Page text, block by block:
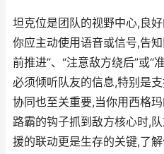
坦克位是团队的视野中心,良
你应主动使用语音或信号,告
前推进”、“注意敌方绕后”或“
必须倾听队友的信息,特别是
协同也至关重要,当你用西格
路霸的钩子抓到敌方核心时,
援的联动更是生存的关键,了